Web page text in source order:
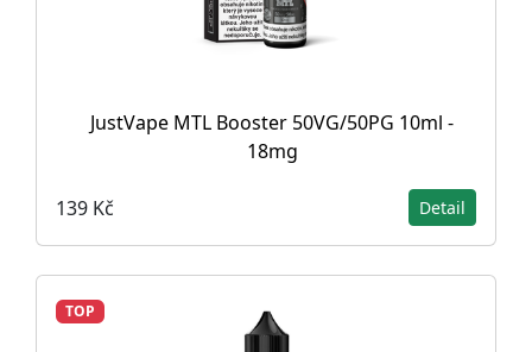
JustVape MTL Booster 50VG/50PG 10ml -
18mg
139 Kč Detail
TOP